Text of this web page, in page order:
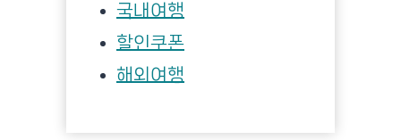
국내여행
할인쿠폰
해외여행